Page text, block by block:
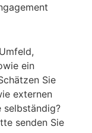
ein
Sie
externen
selbständig?
senden Sie